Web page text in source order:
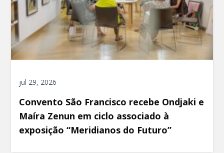
jul 29, 2026
Convento São Francisco recebe Ondjaki e
Maíra Zenun em ciclo associado à
exposição “Meridianos do Futuro”